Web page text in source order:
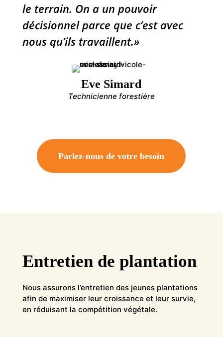
le terrain. On a un pouvoir
décisionnel parce que c’est avec
nous qu’ils travaillent.»
Eve Simard
Technicienne forestière
Parlez-nous de votre besoin
Entretien de plantation
Nous assurons l’entretien des jeunes plantations
afin de maximiser leur croissance et leur survie,
en réduisant la compétition végétale.